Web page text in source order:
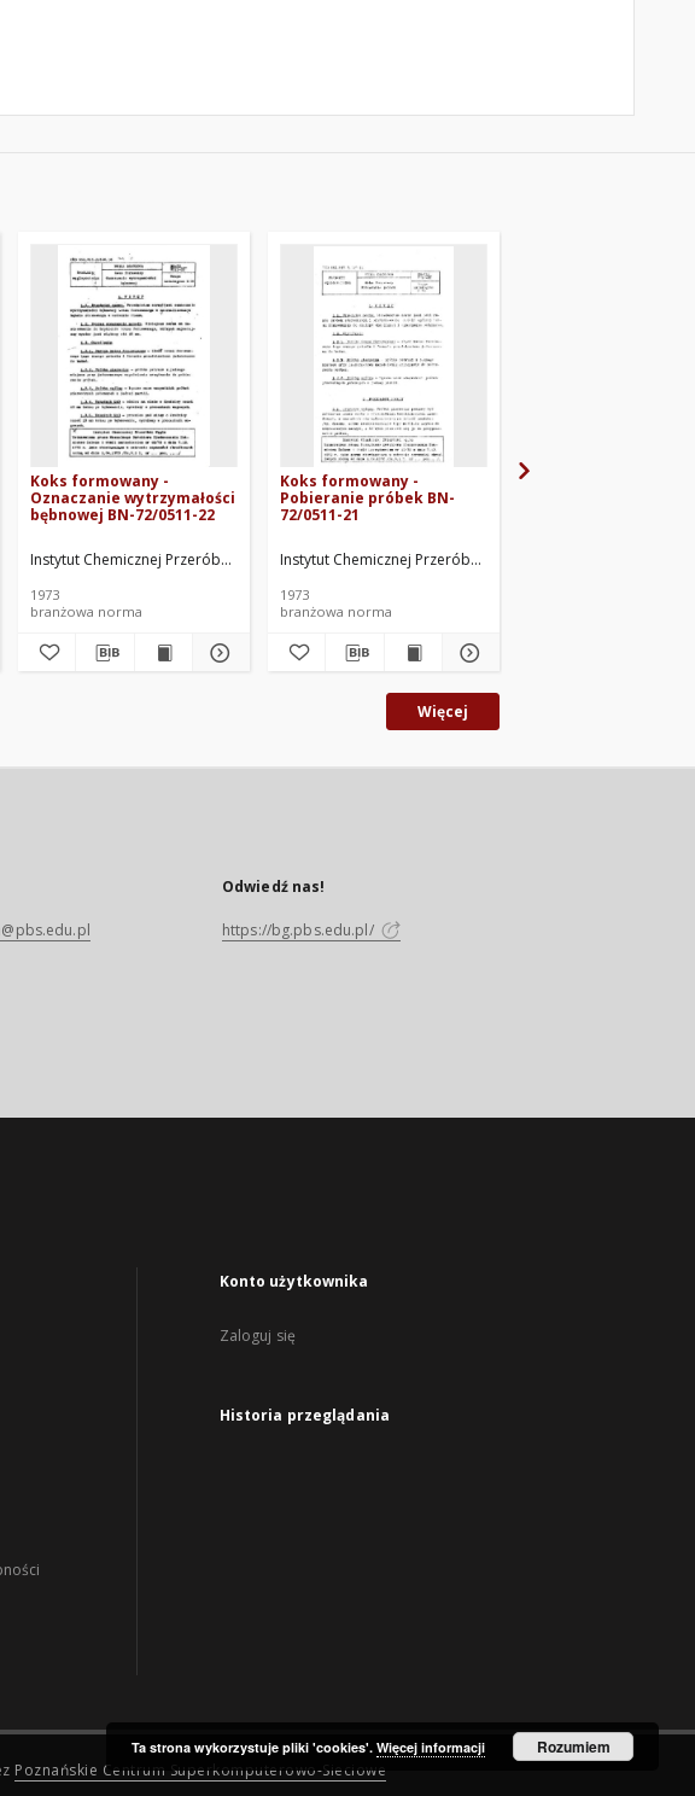
Oprac.
Koks formowany -
Oznaczanie wytrzymałości
bębnowej BN-72/0511-22
Instytut Chemicznej Przeróbki Węgla. Oprac.
1973
branżowa norma
Koks formowany -
Pobieranie próbek BN-
72/0511-21
Instytut Chemicznej Przeróbki Węgla. Oprac.
1973
branżowa norma
Więcej
Odwiedź nas!
https://bg.pbs.edu.pl/
Konto użytkownika
Zaloguj się
Historia przeglądania
Poznańskie Centrum Superkomputerowo-Sieciowe
Ta strona wykorzystuje pliki 'cookies'. Więcej informacji Rozumiem